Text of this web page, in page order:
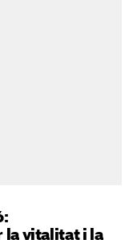
la vitalitat i la